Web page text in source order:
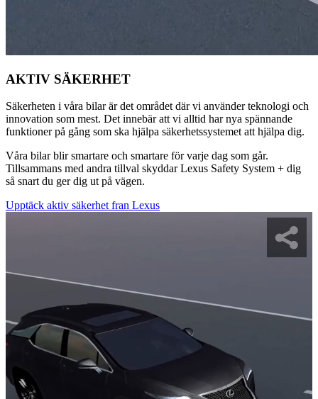
AKTIV SÄKERHET
Säkerheten i våra bilar är det området där vi använder teknologi och
innovation som mest. Det innebär att vi alltid har nya spännande
funktioner på gång som ska hjälpa säkerhetssystemet att hjälpa dig.
Våra bilar blir smartare och smartare för varje dag som går.
Tillsammans med andra tillval skyddar Lexus Safety System + dig
så snart du ger dig ut på vägen.
Upptäck aktiv säkerhet fran Lexus